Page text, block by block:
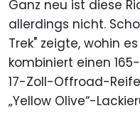
Ganz neu ist diese
allerdings nicht.
Trek" zeigte, wohin
kombiniert einen
17-Zoll-Offroad-
„Yellow Olive“-